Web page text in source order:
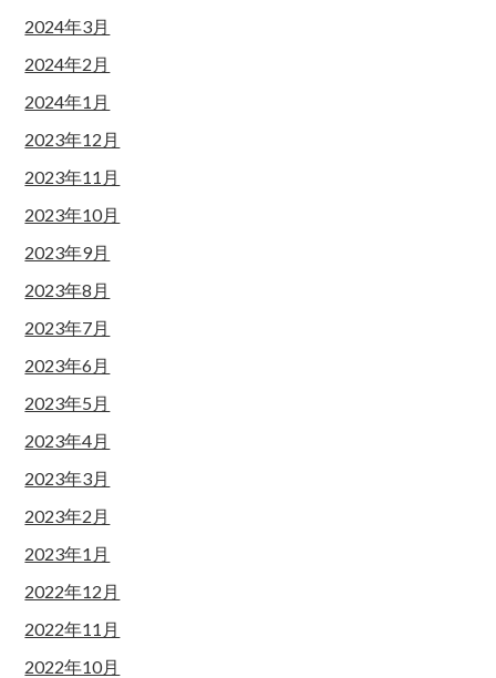
2024年3月
2024年2月
2024年1月
2023年12月
2023年11月
2023年10月
2023年9月
2023年8月
2023年7月
2023年6月
2023年5月
2023年4月
2023年3月
2023年2月
2023年1月
2022年12月
2022年11月
2022年10月